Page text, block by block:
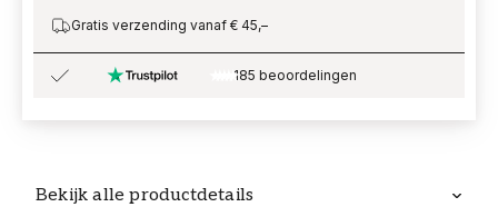
Bekijk alle productdetails
Gratis verzending vanaf € 45,–
185 beoordelingen